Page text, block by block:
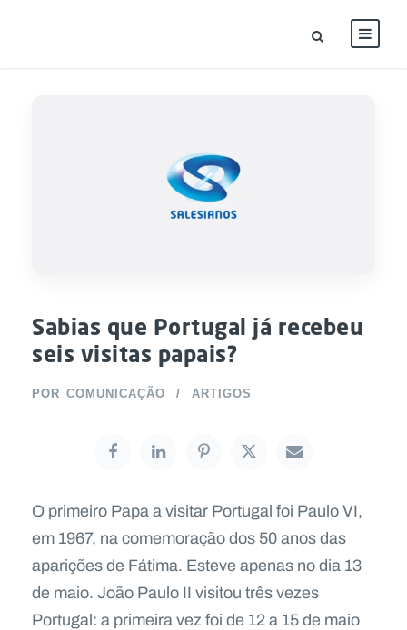
Sabias que Portugal já recebeu
seis visitas papais?
POR COMUNICAÇÃO ARTIGOS
O primeiro Papa a visitar Portugal foi Paulo VI,
em 1967, na comemoração dos 50 anos das
aparições de Fátima. Esteve apenas no dia 13
de maio. João Paulo II visitou três vezes
Portugal: a primeira vez foi de 12 a 15 de maio